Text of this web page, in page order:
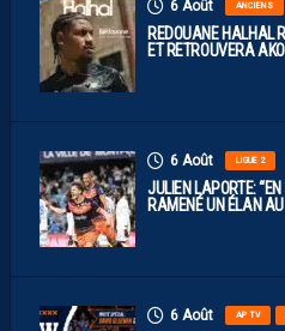
6 Août ANCIENS
REDOUANE HALHAL
ET RETROUVERA
6 Août LIGUE 2
JULIEN LAPORTE:
RAMENÉ UN ÉLAN AU
6 Août AP TV